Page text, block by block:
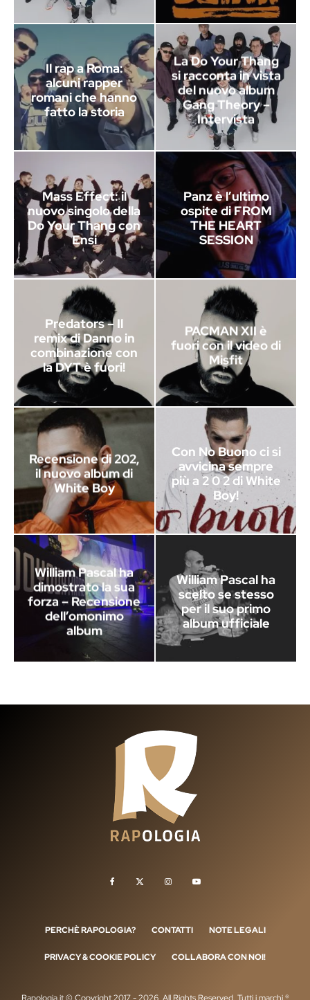
Il rap a Roma:
alcuni rapper
romani che hanno
fatto la storia
La Do Your Thang
si racconta in vista
del nuovo album
Gang Theory –
Intervista
Mass Effect: il
nuovo singolo della
Do Your Thang con
Ensi
Panz è l’ultimo
ospite di FROM
THE HEART
SESSION
Predators – Il
remix di Danno in
combinazione con
la DYT è fuori!
PACMAN XII è
fuori con il video di
Misfit
Recensione di 202,
il nuovo album di
White Boy
Con No Buono ci si
avvicina sempre
più a 2 0 2 di White
Boy!
William Pascal ha
dimostrato la sua
forza – Recensione
dell’omonimo
album
William Pascal ha
scelto se stesso
per il suo primo
album ufficiale
PERCHÈ RAPOLOGIA? CONTATTI NOTE LEGALI
PRIVACY & COOKIE POLICY COLLABORA CON NOI!